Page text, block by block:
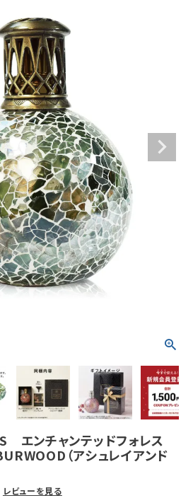
エンチャンテッドフォレス
（アシュレイアンド
レビューを見る